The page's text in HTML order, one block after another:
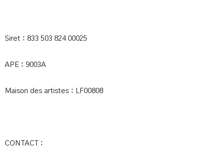
Siret : 833 503 824 00025
APE : 9003A
Maison des artistes : LF00808
CONTACT :